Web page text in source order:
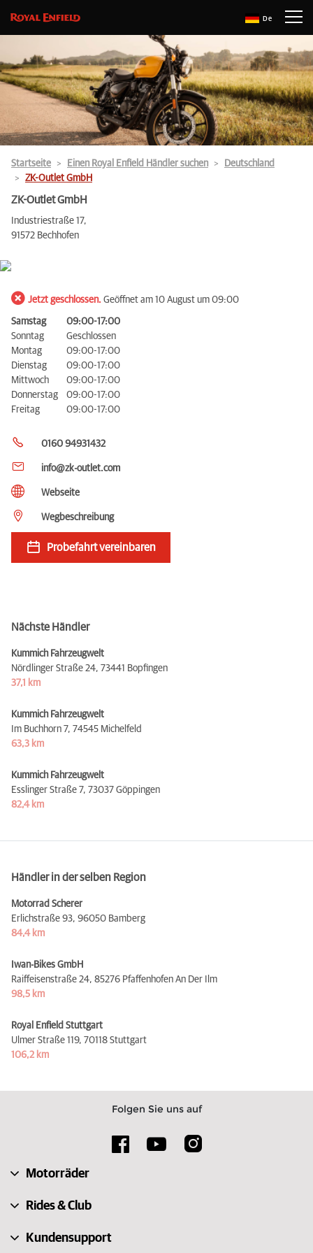
De
Startseite Einen Royal Enfield Händler suchen
Deutschland
ZK-Outlet GmbH
ZK-Outlet GmbH
Industriestraße 17,
91572 Bechhofen
Jetzt geschlossen. Geöffnet am 10 August um 09:00
Samstag
09:00-17:00
Sonntag
Geschlossen
Montag
09:00-17:00
Dienstag
09:00-17:00
Mittwoch
09:00-17:00
Donnerstag
09:00-17:00
Freitag
09:00-17:00
0160 94931432
info@zk-outlet.com
Webseite
Wegbeschreibung
Probefahrt vereinbaren
Nächste Händler
Kummich Fahrzeugwelt
Nördlinger Straße 24, 73441 Bopfingen
37,1 km
Kummich Fahrzeugwelt
Im Buchhorn 7, 74545 Michelfeld
63,3 km
Kummich Fahrzeugwelt
Esslinger Straße 7, 73037 Göppingen
82,4 km
Händler in der selben Region
Motorrad Scherer
Erlichstraße 93, 96050 Bamberg
84,4 km
Iwan-Bikes GmbH
Raiffeisenstraße 24, 85276 Pfaffenhofen An Der Ilm
98,5 km
Royal Enfield Stuttgart
Ulmer Straße 119, 70118 Stuttgart
106,2 km
Folgen Sie uns auf
Motorräder
Rides & Club
Kundensupport